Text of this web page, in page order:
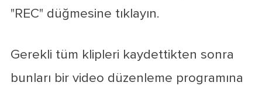
"REC" düğmesine tıklayın.
Gerekli tüm klipleri kaydettikten sonra
bunları bir video düzenleme programına